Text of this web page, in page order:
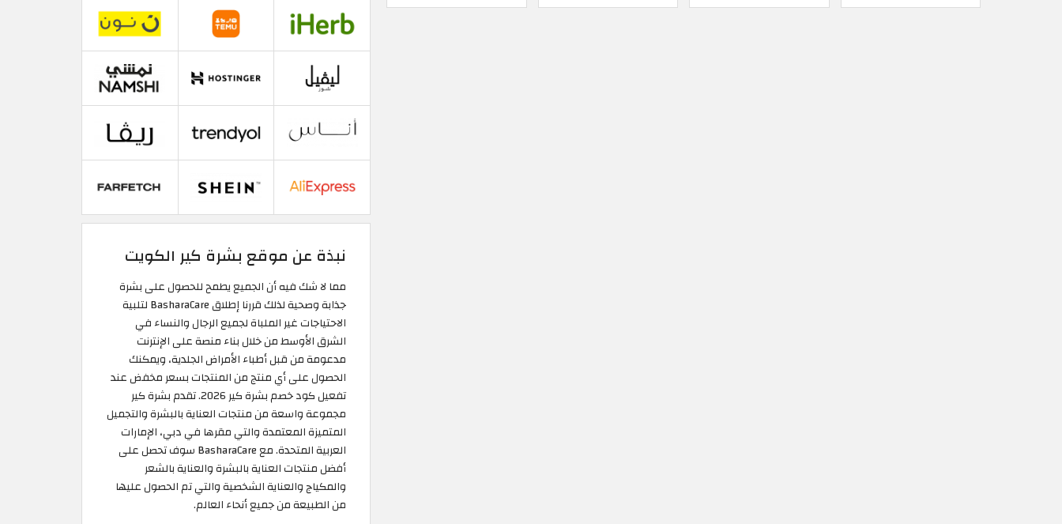
نبذة عن موقع بشرة كير الكويت
مما لا شك فيه أن الجميع يطمح للحصول على بشرة
جذابة وصحية لذلك قررنا إطلاق BasharaCare لتلبية
الاحتياجات غير الملباة لجميع الرجال والنساء في
الشرق الأوسط من خلال بناء منصة على الإنترنت
مدعومة من قبل أطباء الأمراض الجلدية، ويمكنك
الحصول على أي منتج من المنتجات بسعر مخفض عند
تفعيل كود خصم بشرة كير 2026. تقدم بشرة كير
مجموعة واسعة من منتجات العناية بالبشرة والتجميل
المتميزة المعتمدة والتي مقرها في دبي، الإمارات
العربية المتحدة. مع BasharaCare سوف تحصل على
أفضل منتجات العناية بالبشرة والعناية بالشعر
والمكياج والعناية الشخصية والتي تم الحصول عليها
من الطبيعة من جميع أنحاء العالم.